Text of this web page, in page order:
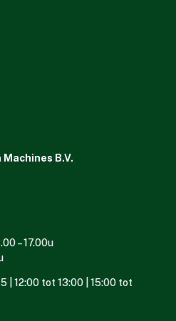
B.V.
– 17.00u
| 12:00 tot 13:00 | 15:00 tot